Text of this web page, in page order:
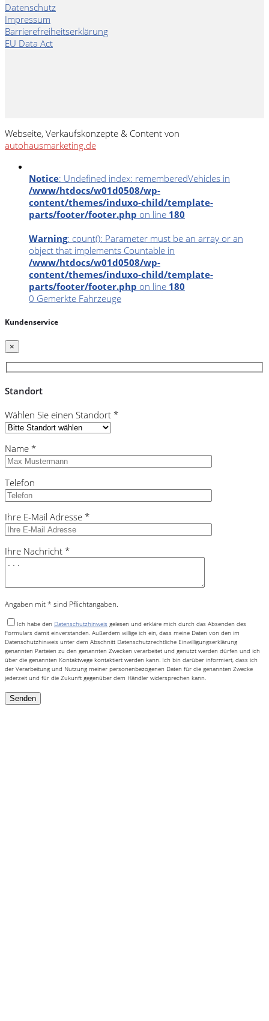
Datenschutz
Impressum
Barrierefreiheitserklärung
EU Data Act
Webseite, Verkaufskonzepte & Content von
autohausmarketing.de
Notice: Undefined index: rememberedVehicles in
/www/htdocs/w01d0508/wp-
content/themes/induxo-child/template-
parts/footer/footer.php on line 180
Warning: count(): Parameter must be an array or an
object that implements Countable in
/www/htdocs/w01d0508/wp-
content/themes/induxo-child/template-
parts/footer/footer.php on line 180
0 Gemerkte Fahrzeuge
Kundenservice
×
Standort
Wählen Sie einen Standort *
Name *
Telefon
Ihre E-Mail Adresse *
Ihre Nachricht *
Angaben mit * sind Pflichtangaben.
Ich habe den Datenschutzhinweis gelesen und erkläre mich durch das Absenden des
Formulars damit einverstanden. Außerdem willige ich ein, dass meine Daten von den im
Datenschutzhinweis unter dem Abschnitt Datenschutzrechtliche Einwilligungserklärung
genannten Parteien zu den genannten Zwecken verarbeitet und genutzt werden dürfen und ich
über die genannten Kontaktwege kontaktiert werden kann. Ich bin darüber informiert, dass ich
der Verarbeitung und Nutzung meiner personenbezogenen Daten für die genannten Zwecke
jederzeit und für die Zukunft gegenüber dem Händler widersprechen kann.